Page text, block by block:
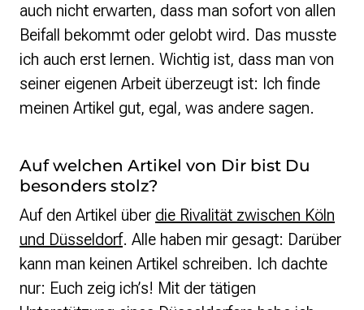
auch nicht erwarten, dass man sofort von allen
Beifall bekommt oder gelobt wird. Das musste
ich auch erst lernen. Wichtig ist, dass man von
seiner eigenen Arbeit überzeugt ist: Ich finde
meinen Artikel gut, egal, was andere sagen.
Auf welchen Artikel von Dir bist Du
besonders stolz?
Auf den Artikel über die Rivalität zwischen Köln
und Düsseldorf. Alle haben mir gesagt: Darüber
kann man keinen Artikel schreiben. Ich dachte
nur: Euch zeig ich’s! Mit der tätigen